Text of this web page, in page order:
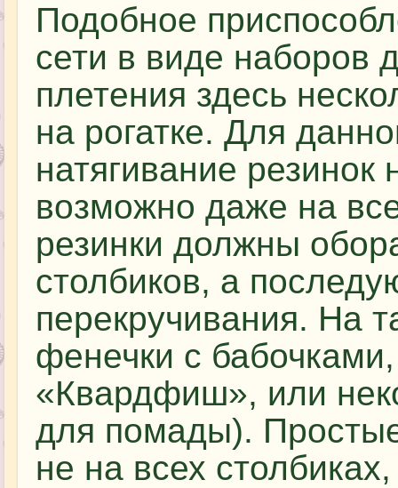
Подобное
сети в виде наборов
плетения здесь
на рогатке. Для
натягивание резинок
возможно даже на
резинки должны
столбиков, а
перекручивания. На
фенечки с
«Квардфиш», или
для помады).
не на всех